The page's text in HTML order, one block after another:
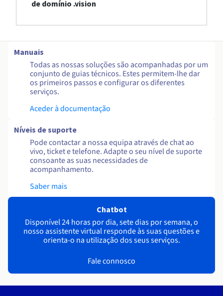
de domínio .vision
Manuais
Todas as nossas soluções são acompanhadas por um
conjunto de guias técnicos. Estes permitem-lhe dar
os primeiros passos e configurar os diferentes
serviços.
Aceder à documentação
Níveis de suporte
Pode contactar a nossa equipa através de chat ao
vivo, ticket e telefone. Adapte o seu nível de suporte
consoante as suas necessidades de
acompanhamento.
Saber mais
Chatbot
Disponível 24 horas por dia, sete dias por semana, o
nosso assistente virtual responde às suas questões e
orienta-o na utilização dos seus serviços.
Fale connosco